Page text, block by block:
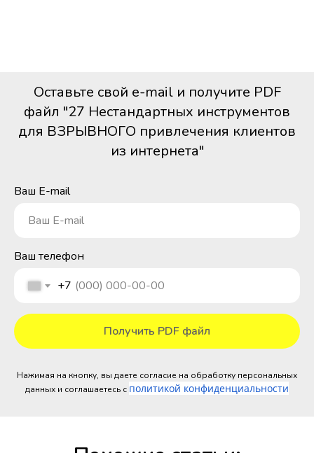
Оставьте свой e-mail и получите PDF
файл "27 Нестандартных инструментов
для ВЗРЫВНОГО привлечения клиентов
из интернета"
Ваш E-mail
Ваш E-mail
Ваш телефон
+7
Получить PDF файл
Нажимая на кнопку, вы даете согласие на обработку персональных
данных и соглашаетесь c политикой конфиденциальности